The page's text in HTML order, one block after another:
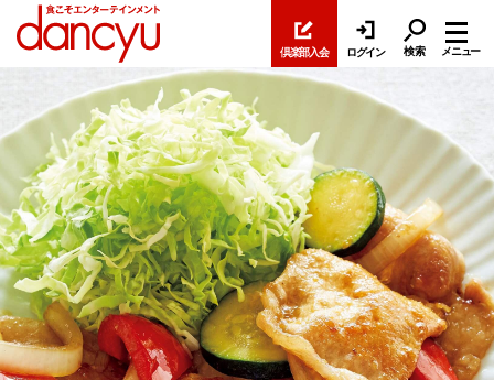
倶楽部入会 ログイン 検索 メニュー